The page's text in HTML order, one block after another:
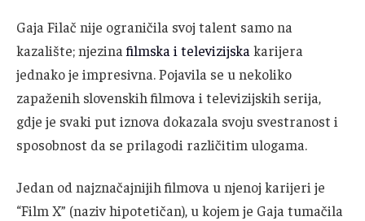
Gaja Filač nije ograničila svoj talent samo na
kazalište; njezina filmska i televizijska karijera
jednako je impresivna. Pojavila se u nekoliko
zapaženih slovenskih filmova i televizijskih serija,
gdje je svaki put iznova dokazala svoju svestranost i
sposobnost da se prilagodi različitim ulogama.
Jedan od najznačajnijih filmova u njenoj karijeri je
“Film X” (naziv hipotetičan), u kojem je Gaja tumačila